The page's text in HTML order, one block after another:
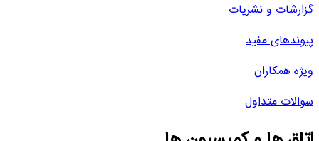
گزارشات و نشریات
پیوندهای مفید
ویژه همکاران
سوالات متداول